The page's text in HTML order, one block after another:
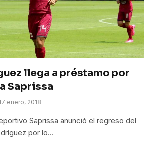
llega a préstamo por
Saprissa
17 enero, 2018
Saprissa anunció el regreso del
por lo…